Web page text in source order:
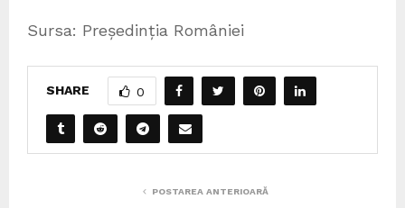
Sursa: Președinția României
SHARE 0
POSTAREA ANTERIOARĂ